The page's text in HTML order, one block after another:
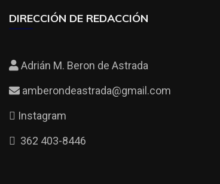
DIRECCIÓN DE REDACCIÓN
Adrián M. Beron de Astrada
amberondeastrada@gmail.com
Instagram
362 403-8446